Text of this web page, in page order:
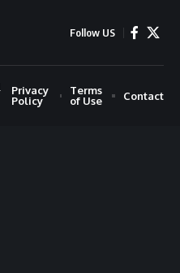
Follow US
Privacy
Policy
Terms
of Use
Contact